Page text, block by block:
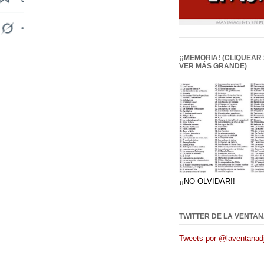
¡¡MEMORIA!
VER MÁS GRANDE)
¡¡NO OLVIDAR!!
TWITTER DE LA
Tweets por